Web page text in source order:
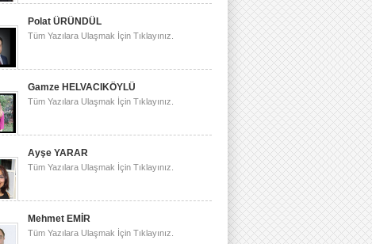
Polat ÜRÜNDÜL
Tüm Yazılara Ulaşmak İçin Tıklayınız.
Gamze HELVACIKÖYLÜ
Tüm Yazılara Ulaşmak İçin Tıklayınız.
Ayşe YARAR
Tüm Yazılara Ulaşmak İçin Tıklayınız.
Mehmet EMİR
Tüm Yazılara Ulaşmak İçin Tıklayınız.